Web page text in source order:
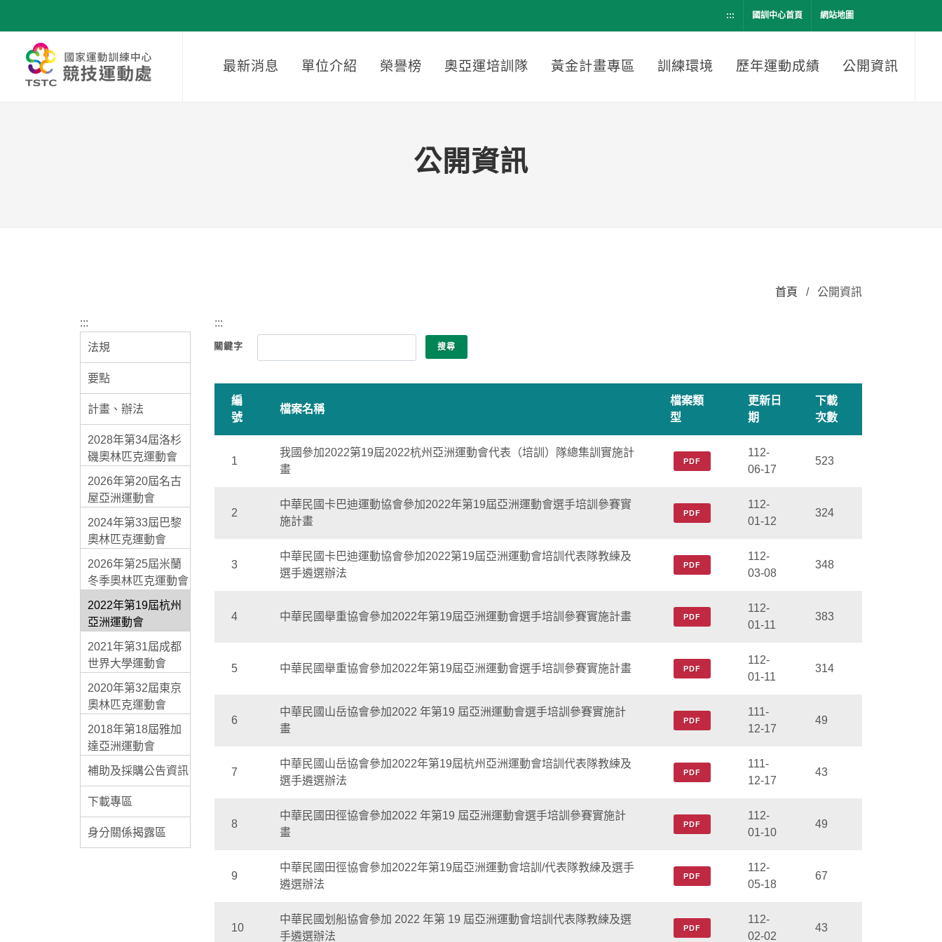
::: 國訓中心首頁 網站地圖
最新消息 單位介紹 榮譽榜 奧亞運培訓隊 黃金計畫專區 訓練環境 歷年運動成績 公開資訊
公開資訊
首頁 / 公開資訊
:::
法規
要點
計畫、辦法
2028年第34屆洛杉
磯奧林匹克運動會
2026年第20屆名古
屋亞洲運動會
2024年第33屆巴黎
奧林匹克運動會
2026年第25屆米蘭
冬季奧林匹克運動會
2022年第19屆杭州
亞洲運動會
2021年第31屆成都
世界大學運動會
2020年第32屆東京
奧林匹克運動會
2018年第18屆雅加
達亞洲運動會
補助及採購公告資訊
下載專區
身分關係揭露區
:::
關鍵字
編
號
檔案名稱
檔案類
型
更新日
期
下載
次數
1
我國參加2022第19屆2022杭州亞洲運動會代表（培訓）隊總集訓實施計
畫
PDF
112-
06-17
523
2
中華民國卡巴迪運動協會參加2022年第19屆亞洲運動會選手培訓參賽實
施計畫
PDF
112-
01-12
324
3
中華民國卡巴迪運動協會參加2022第19屆亞洲運動會培訓代表隊教練及
選手遴選辦法
PDF
112-
03-08
348
4 中華民國舉重協會參加2022年第19屆亞洲運動會選手培訓參賽實施計畫 PDF
112-
01-11
383
5 中華民國舉重協會參加2022年第19屆亞洲運動會選手培訓參賽實施計畫 PDF
112-
01-11
314
6
中華民國山岳協會參加2022 年第19 屆亞洲運動會選手培訓參賽實施計
畫
PDF
111-
12-17
49
7
中華民國山岳協會參加2022年第19屆杭州亞洲運動會培訓代表隊教練及
選手遴選辦法
PDF
111-
12-17
43
8
中華民國田徑協會參加2022 年第19 屆亞洲運動會選手培訓參賽實施計
畫
PDF
112-
01-10
49
9
中華民國田徑協會參加2022年第19屆亞洲運動會培訓/代表隊教練及選手
遴選辦法
PDF
112-
05-18
67
10
中華民國划船協會參加 2022 年第 19 屆亞洲運動會培訓代表隊教練及選
手遴選辦法
PDF
112-
02-02
43